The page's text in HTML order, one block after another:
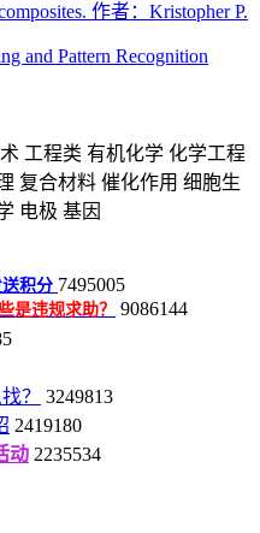
作者：Kristopher P.
and Pattern Recognition
工程类 有机化学 化学工程
复合材料 催化作用 细胞生
电极 基因
积分 7495005
是违规求助？ 9086144
？
3249813
2419180
动 2235534